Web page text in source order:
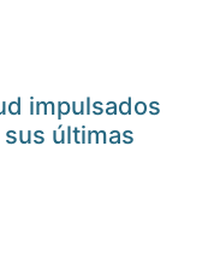
impulsados
últimas